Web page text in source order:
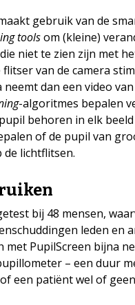
gebruik van de
toolsom (kleine)
niet te zien zijn met
flitser van de camera
neemt dan een video
-algoritmes bepalen
behoren in elk
of de pupil van
de lichtflitsen.
bij 48 mensen,
leden en
met PupilScreen bijna
– een duur
een patiënt wel of